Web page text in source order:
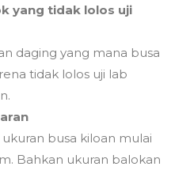
yang tidak lolos uji
daging yang mana busa
tidak lolos uji lab
busa kiloan mulai
Bahkan ukuran balokan